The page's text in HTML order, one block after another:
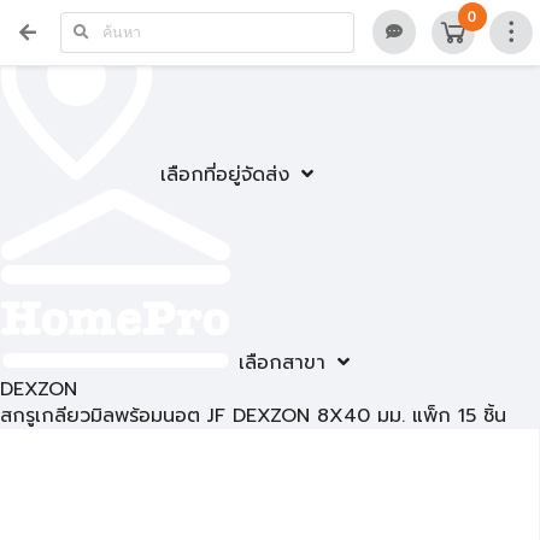
เลือกที่อยู่จัดส่ง
เลือกสาขา
0
DEXZON
สกรูเกลียวมิลพร้อมนอต JF DEXZON 8X40 มม. แพ็ก 15 ชิ้น